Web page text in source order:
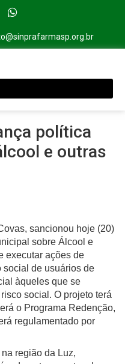
política
e outras
sancionou hoje (20)
sobre Álcool e
executar ações de
social de usuários de
àqueles que se
social. O projeto terá
o Programa Redenção,
regulamentado por
região da Luz,